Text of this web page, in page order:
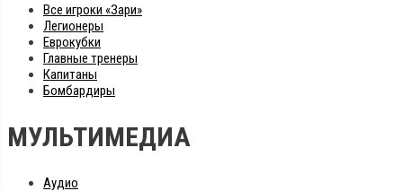
Все игроки «Зари»
Легионеры
Еврокубки
Главные тренеры
Капитаны
Бомбардиры
МУЛЬТИМЕДИА
Аудио